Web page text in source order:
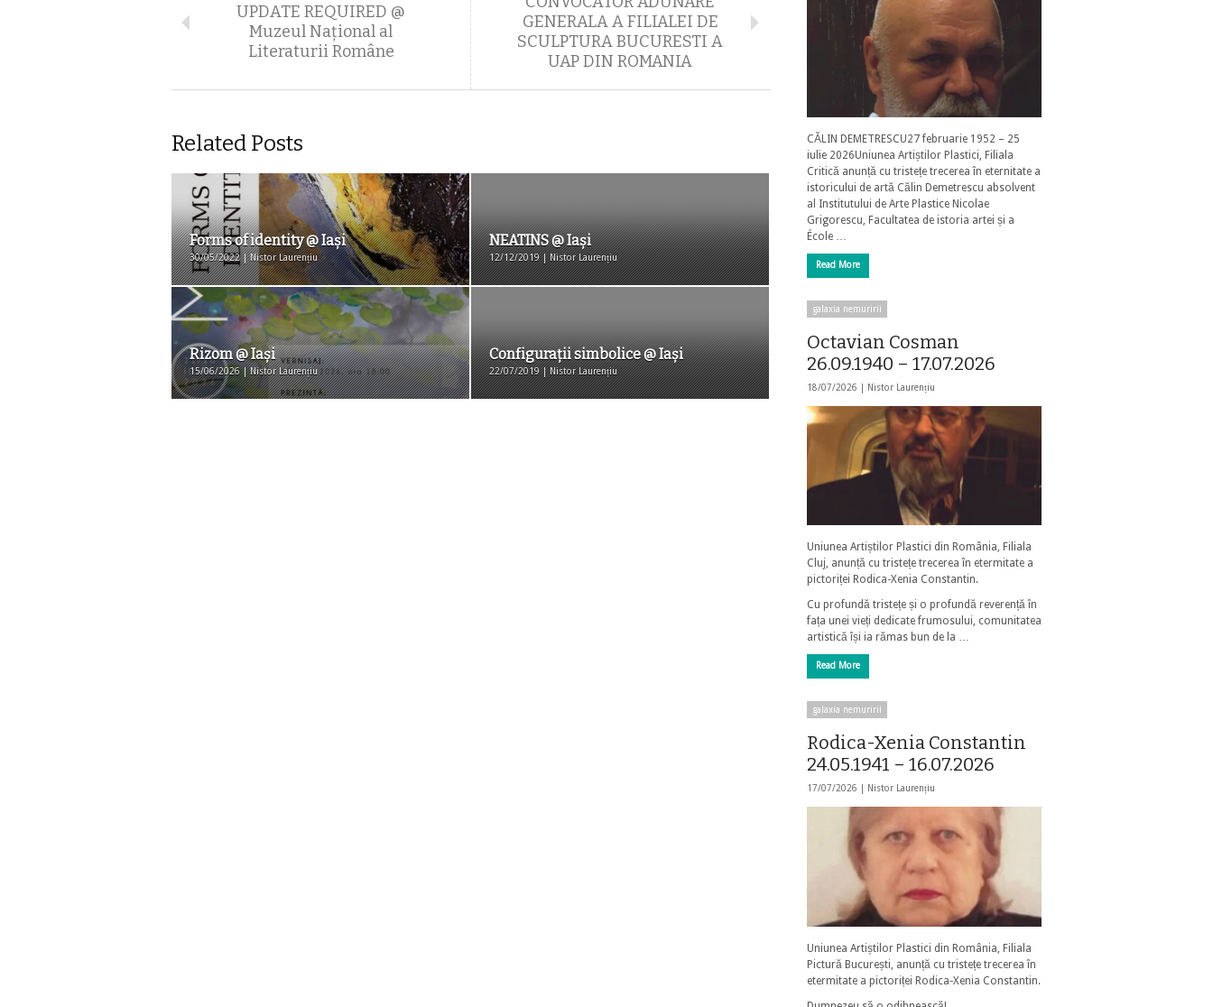
UPDATE REQUIRED @
Muzeul Național al
Literaturii Române
GENERALA A FILIALEI DE
SCULPTURA BUCURESTI A
UAP DIN ROMANIA
Related Posts
Forms of identity @ Iași
30/05/2022 | Nistor Laurențiu
NEATINS @ Iași
12/12/2019 | Nistor Laurențiu
Rizom @ Iași
15/06/2026 | Nistor Laurențiu
Configurații simbolice @ Iași
22/07/2019 | Nistor Laurențiu
CĂLIN DEMETRESCU27 februarie 1952 – 25
iulie 2026Uniunea Artiștilor Plastici, Filiala
Critică anunță cu tristețe trecerea în eternitate a
istoricului de artă Călin Demetrescu absolvent
al Institutului de Arte Plastice Nicolae
Grigorescu, Facultatea de istoria artei și a
École …
Read More
galaxia nemuririi
Octavian Cosman
26.09.1940 – 17.07.2026
18/07/2026 | Nistor Laurențiu
Uniunea Artiștilor Plastici din România, Filiala
Cluj, anunță cu tristețe trecerea în etermitate a
pictoriței Rodica-Xenia Constantin.
Cu profundă tristețe și o profundă reverență în
fața unei vieți dedicate frumosului, comunitatea
artistică își ia rămas bun de la …
Read More
galaxia nemuririi
Rodica-Xenia Constantin
24.05.1941 – 16.07.2026
17/07/2026 | Nistor Laurențiu
Uniunea Artiștilor Plastici din România, Filiala
Pictură București, anunță cu tristețe trecerea în
etermitate a pictoriței Rodica-Xenia Constantin.